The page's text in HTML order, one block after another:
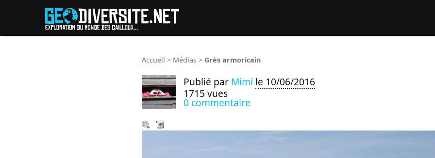
Accueil > Médias > Grès armoricain
Publié par Mimi le 10/06/2016
1715 vues
0 commentaire